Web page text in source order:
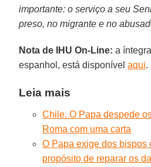
importante: o serviço a seu
preso, no migrante e no
Nota de IHU On-Line: a
espanhol, está disponívelaqui.
Leia mais
Chile. O Papa despede
Roma com uma carta
O Papa exige dos bispos
propósito de reparar os